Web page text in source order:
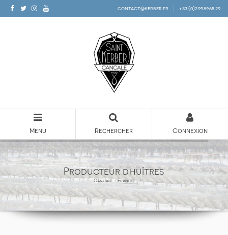
contact@kerber.fr +33.(0)2.99.89.65.29
Menu Rechercher Connexion